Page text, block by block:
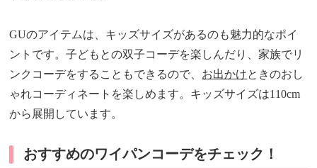
GUのアイテムは、キッズサイズがあるのも魅力的なポイ
ントです。子どもとの双子コーデを楽しんだり、家族でリ
ンクコーデをすることもできるので、 お出かけときのおし
ゃれコーディネートを楽しめます。キッズサイズは110cm
から展開しています。
おすすめのワイパンコーデをチェック！